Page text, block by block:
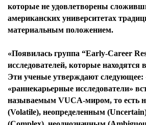
которые не удовлетворены
американских университетах
материальным положением.
«Появилась группа “Early-Career
исследователей, которые находятся
Эти ученые утверждают следующее:
«раннекарьерные исследователи»
называемым VUCA-миром, то есть
(Volatile), неопределенным